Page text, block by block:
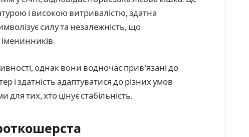
і високою витривалістю, здатна
силу та незалежність, що
іменинників.
однак вони водночас прив’язані до
і здатність адаптуватися до різних умов
тих, хто цінує стабільність.